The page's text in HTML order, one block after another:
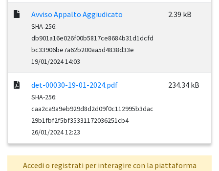
Avviso Appalto Aggiudicato
SHA-256:
db901a16e026f00b5817ce8684b31d1dcfd
bc33906be7a62b200aa5d4838d33e
19/01/2024 14:03
2.39 kB
det-00030-19-01-2024.pdf
SHA-256:
caa2ca9a9eb929d8d2d09f0c112995b3dac
29b1fbf2f5bf35331172036251cb4
26/01/2024 12:23
234.34 kB
Accedi o registrati per interagire con la piattaforma